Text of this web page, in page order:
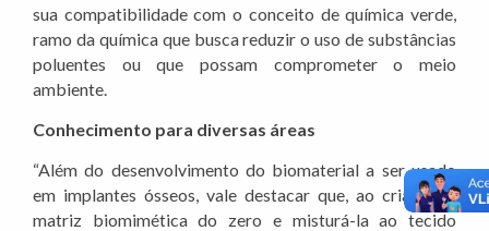
sua compatibilidade com o conceito de química verde,
ramo da química que busca reduzir o uso de substâncias
poluentes ou que possam comprometer o meio
ambiente.
Conhecimento para diversas áreas
“Além do desenvolvimento do biomaterial a ser usado
em implantes ósseos, vale destacar que, ao criar uma
matriz biomimética do zero e misturá-la ao tecido